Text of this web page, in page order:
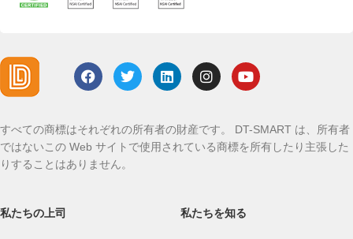
すべての商標はそれぞれの所有者の財産です。 DT-SMART は、所有者
ではないこの Web サイトで使用されている商標を所有したり主張した
りすることはありません。
私たちの上司 私たちを知る